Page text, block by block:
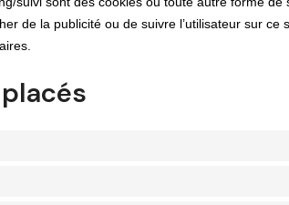
de la publicité ou de suivre l’utilisateur sur